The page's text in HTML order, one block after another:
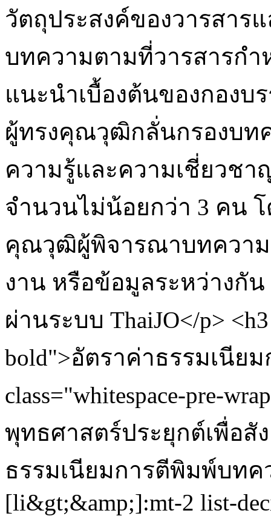
วัตถุประสงค์ของวารสาร
บทความตามที่วารสารก
แนะนำเบื้องต้นของกองบ
ผู้ทรงคุณวุฒิกลั่นกรองบท
ความรู้และความเชี่ยวชา
จำนวนไม่น้อยกว่า 3 คน
คุณวุฒิผู้พิจารณาบทความ
งาน หรือข้อมูลระหว่างกัน
ผ่านระบบ ThaiJO</p>
bold">อัตราค่าธรรมเนีย
class="whitespace-pre-
พุทธศาสตร์ประยุกต์เพื่อสั
ธรรมเนียมการตีพิมพ์บทค
[li&gt;&amp;]:mt-2 list-